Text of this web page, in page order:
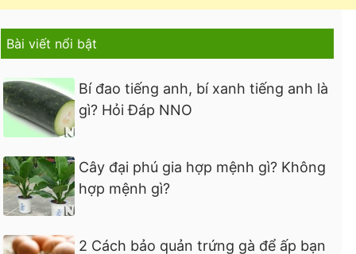
Bài viết nổi bật
Bí đao tiếng anh, bí xanh tiếng anh là
gì? Hỏi Đáp NNO
Cây đại phú gia hợp mệnh gì? Không
hợp mệnh gì?
2 Cách bảo quản trứng gà để ấp bạn